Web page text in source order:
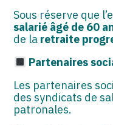
Sous réserve que
salarié âgé de 60
de la retraite
Partenaires
Les partenaires
des syndicats de
patronales.